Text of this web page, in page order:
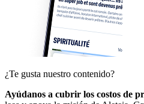
¿Te gusta nuestro contenido?
Ayúdanos a cubrir los costos de